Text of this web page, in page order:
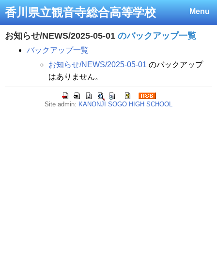
Menu
香川県立観音寺総合高等学校
お知らせ/NEWS/2025-05-01 のバックアップ一覧
バックアップ一覧
お知らせ/NEWS/2025-05-01 のバックアップ
はありません。
Site admin: KANONJI SOGO HIGH SCHOOL